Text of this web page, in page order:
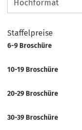
Staffelpreise
6-9 Broschüre
10-19 Broschüre
20-29 Broschüre
30-39 Broschüre